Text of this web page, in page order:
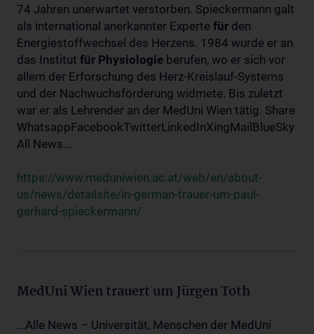
74 Jahren unerwartet verstorben. Spieckermann galt
als international anerkannter Experte für den
Energiestoffwechsel des Herzens. 1984 wurde er an
das Institut für Physiologie berufen, wo er sich vor
allem der Erforschung des Herz-Kreislauf-Systems
und der Nachwuchsförderung widmete. Bis zuletzt
war er als Lehrender an der MedUni Wien tätig. Share
WhatsappFacebookTwitterLinkedInXingMailBlueSky
All News...
https://www.meduniwien.ac.at/web/en/about-
us/news/detailsite/in-german-trauer-um-paul-
gerhard-spieckermann/
MedUni Wien trauert um Jürgen Toth
...Alle News – Universität, Menschen der MedUni